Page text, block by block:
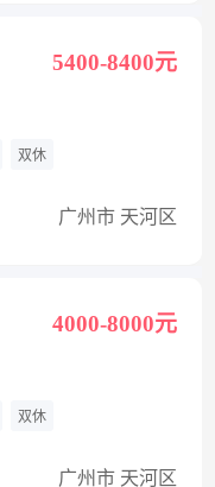
5400-8400元
双休
广州市 天河区
4000-8000元
双休
广州市 天河区